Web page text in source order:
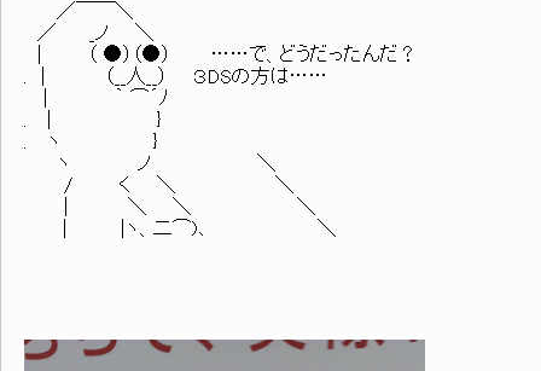
／￣￣＼
／ _ノ ＼
| （ ●）（●） ……で、どうだったんだ？
. | （__人__） ３DSの方は……
| ｀ ⌒´ﾉ
. | }
. ヽ }
ヽ ノ ＼
/ く ＼ ＼
| ＼ ＼ ＼
| |ヽ、二⌒)､ ＼